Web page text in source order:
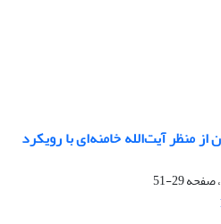
از منظر آیت‌الله خامنه‌ای با رویکرد
29-51